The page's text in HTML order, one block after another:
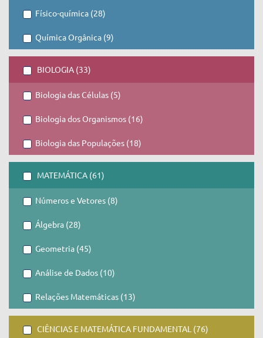
Físico-química (28)
Química Orgânica (9)
BIOLOGIA (33)
Biologia das Células (5)
Biologia dos Organismos (16)
Biologia das Populações (18)
MATEMÁTICA (61)
Números e Vetores (8)
Álgebra (28)
Geometria (45)
Análise de Dados (10)
Relações Matemáticas (13)
CIÊNCIAS E MATEMÁTICA FUNDAMENTAL (76)